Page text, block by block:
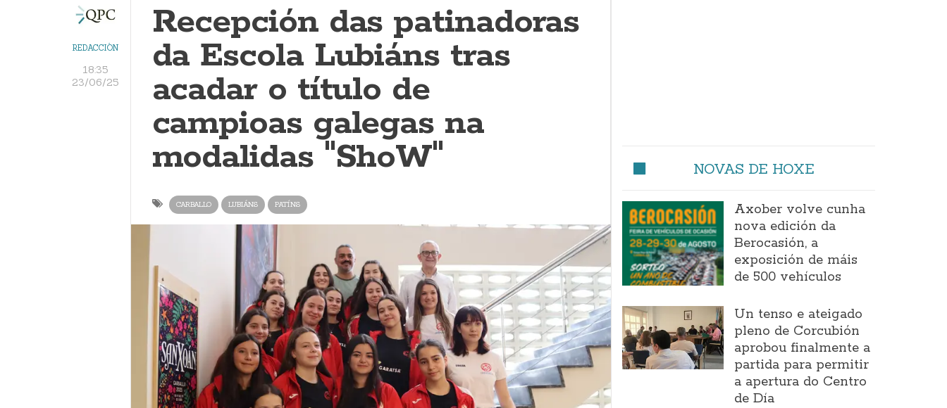
REDACCIÓN
18:35
23/06/25
Recepción das patinadoras
da Escola Lubiáns tras
acadar o título de
campioas galegas na
modalidas "ShoW"
CARBALLO LUBIÁNS PATÍNS
NOVAS DE HOXE
Axober volve cunha
nova edición da
Berocasión, a
exposición de máis
de 500 vehículos
Un tenso e ateigado
pleno de Corcubión
aprobou finalmente a
partida para permitir
a apertura do Centro
de Día